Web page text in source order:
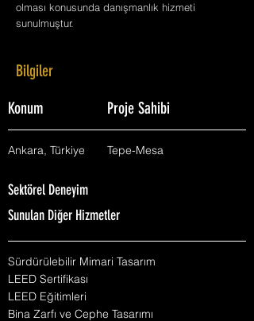
olması konusunda danışmanlık hizmeti
sunulmuştur.
Bilgiler
Konum Proje Sahibi
Ankara, Türkiye Tepe-Mesa
Sektörel Deneyim
Sunulan Diğer Hizmetler
Sürdürülebilir Mimari Tasarım
LEED Sertifikası
LEED Eğitimleri
Bina Zarfı ve Cephe Tasarımı